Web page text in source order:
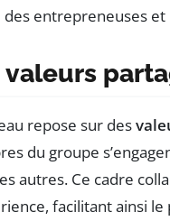
des entrepreneuses
valeurs
repose sur des
du groupe
autres. Ce cadre
facilitant ainsi